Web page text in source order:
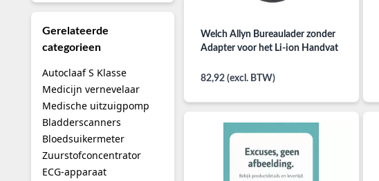
Gerelateerde
categorieen
Autoclaaf S Klasse
Medicijn vernevelaar
Medische uitzuigpomp
Bladderscanners
Bloedsuikermeter
Zuurstofconcentrator
ECG-apparaat
Welch Allyn Bureaulader zonder
Adapter voor het Li-ion Handvat
82,92 (excl. BTW)